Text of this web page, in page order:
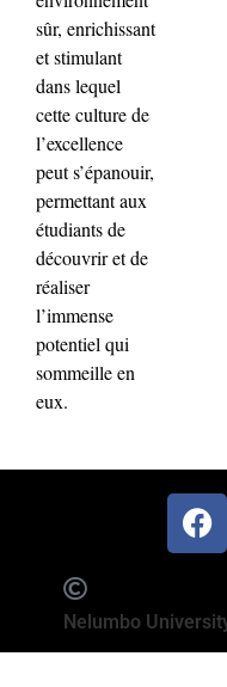
sûr, enrichissant
et stimulant
dans lequel
cette culture de
l’excellence
peut s’épanouir,
permettant aux
étudiants de
découvrir et de
réaliser
l’immense
potentiel qui
sommeille en
eux.
Nelumbo